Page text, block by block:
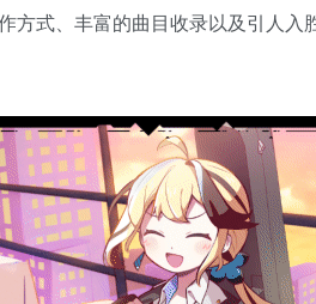
方式、丰富的曲目收录以及引人入